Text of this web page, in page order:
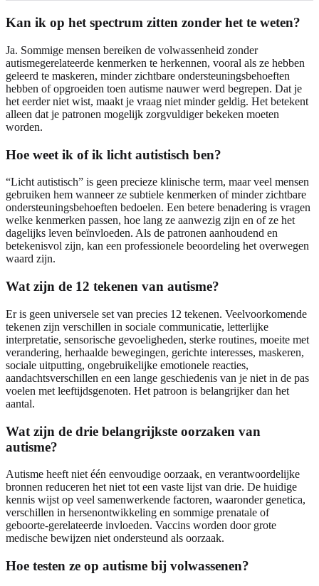
Kan ik op het spectrum zitten zonder het te weten?
Ja. Sommige mensen bereiken de volwassenheid zonder
autismegerelateerde kenmerken te herkennen, vooral als ze hebben
geleerd te maskeren, minder zichtbare ondersteuningsbehoeften
hebben of opgroeiden toen autisme nauwer werd begrepen. Dat je
het eerder niet wist, maakt je vraag niet minder geldig. Het betekent
alleen dat je patronen mogelijk zorgvuldiger bekeken moeten
worden.
Hoe weet ik of ik licht autistisch ben?
“Licht autistisch” is geen precieze klinische term, maar veel mensen
gebruiken hem wanneer ze subtiele kenmerken of minder zichtbare
ondersteuningsbehoeften bedoelen. Een betere benadering is vragen
welke kenmerken passen, hoe lang ze aanwezig zijn en of ze het
dagelijks leven beïnvloeden. Als de patronen aanhoudend en
betekenisvol zijn, kan een professionele beoordeling het overwegen
waard zijn.
Wat zijn de 12 tekenen van autisme?
Er is geen universele set van precies 12 tekenen. Veelvoorkomende
tekenen zijn verschillen in sociale communicatie, letterlijke
interpretatie, sensorische gevoeligheden, sterke routines, moeite met
verandering, herhaalde bewegingen, gerichte interesses, maskeren,
sociale uitputting, ongebruikelijke emotionele reacties,
aandachtsverschillen en een lange geschiedenis van je niet in de pas
voelen met leeftijdsgenoten. Het patroon is belangrijker dan het
aantal.
Wat zijn de drie belangrijkste oorzaken van
autisme?
Autisme heeft niet één eenvoudige oorzaak, en verantwoordelijke
bronnen reduceren het niet tot een vaste lijst van drie. De huidige
kennis wijst op veel samenwerkende factoren, waaronder genetica,
verschillen in hersenontwikkeling en sommige prenatale of
geboorte-gerelateerde invloeden. Vaccins worden door grote
medische bewijzen niet ondersteund als oorzaak.
Hoe testen ze op autisme bij volwassenen?